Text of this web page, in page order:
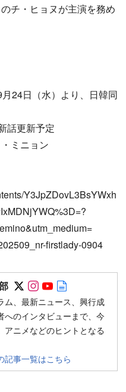
チ・ヒョヌが主演を務め
24日（水）より、日韓同
話更新予定
ミニョン
Y3JpZDovL3BsYWxh
firstlady-0904
Follow on SNS
Follow on SNS
Follow on
ム、最新ニュース、興行成
へのインタビューまで、今
アニメなどのヒントとなる
記事一覧はこちら